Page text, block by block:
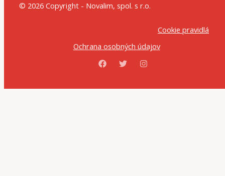
© 2026 Copyright - Novalim, spol. s r.o.
Cookie pravidlá
Ochrana osobných údajov